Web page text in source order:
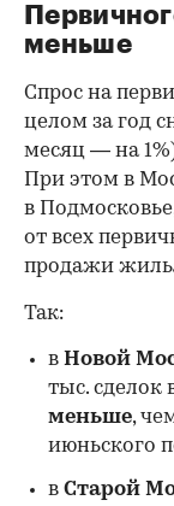
меньше
Спрос на
целом за год
месяц — на
При этом в
в
от всех
продажи
Так:
в Новой
тыс. сделок
меньше,
июньского
в Старой